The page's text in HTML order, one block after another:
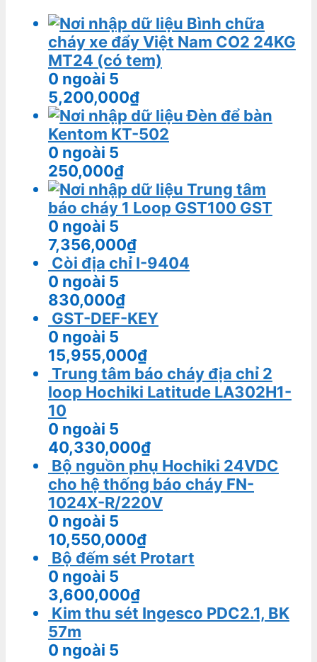
Bình chữa
cháy xe đẩy Việt Nam CO2 24KG
MT24 (có tem)
0 ngoài 5
5,200,000₫
Đèn để bàn
Kentom KT-502
0 ngoài 5
250,000₫
Trung tâm
báo cháy 1 Loop GST100 GST
0 ngoài 5
7,356,000₫
Còi địa chỉ I-9404
0 ngoài 5
830,000₫
GST-DEF-KEY
0 ngoài 5
15,955,000₫
Trung tâm báo cháy địa chỉ 2
loop Hochiki Latitude LA302H1-
10
0 ngoài 5
40,330,000₫
Bộ nguồn phụ Hochiki 24VDC
cho hệ thống báo cháy FN-
1024X-R/220V
0 ngoài 5
10,550,000₫
Bộ đếm sét Protart
0 ngoài 5
3,600,000₫
Kim thu sét Ingesco PDC2.1, BK
57m
0 ngoài 5